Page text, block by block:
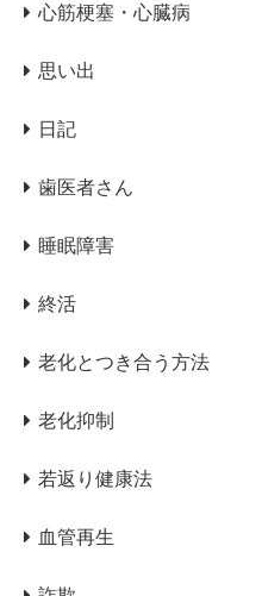
心筋梗塞・心臓病
思い出
日記
歯医者さん
睡眠障害
終活
老化とつき合う方法
老化抑制
若返り健康法
血管再生